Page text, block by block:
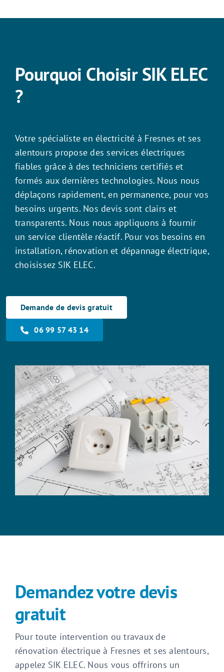
Pourquoi Choisir SIK ELEC
?
Votre spécialiste en électricité à Fresnes et ses
alentours propose des services électriques
fiables grâce à des techniciens certifiés et
formés aux dernières technologies. Nous nous
déplaçons rapidement, en permanence, pour vos
besoins urgents. Nos devis sont clairs et
transparents. Nous nous appliquons à fournir
un service clientèle réactif. Pour vos besoins en
installation, rénovation et dépannage électrique,
choisissez SIK ELEC.
Demande de devis gratuit
06 99 57 43 14
Demandez votre devis
gratuit
Pour toute intervention ou travaux de
rénovation électrique à Fresnes et ses alentours,
appelez SIK ELEC. Nous vous offrirons un